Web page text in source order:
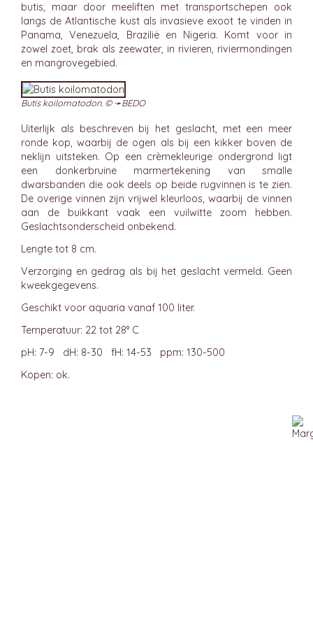
butis, maar door meeliften met transportschepen ook
langs de Atlantische kust als invasieve exoot te vinden in
Panama, Venezuela, Brazilië en Nigeria. Komt voor in
zowel zoet, brak als zeewater, in rivieren, riviermondingen
en mangrovegebied.
Butis koilomatodon. © ➛BEDO
Uiterlijk als beschreven bij het geslacht, met een meer
ronde kop, waarbij de ogen als bij een kikker boven de
neklijn uitsteken. Op een crèmekleurige ondergrond ligt
een donkerbruine marmertekening van smalle
dwarsbanden die ook deels op beide rugvinnen is te zien.
De overige vinnen zijn vrijwel kleurloos, waarbij de vinnen
aan de buikkant vaak een vuilwitte zoom hebben.
Geslachtsonderscheid onbekend.
Lengte tot 8 cm.
Verzorging en gedrag als bij het geslacht vermeld. Geen
kweekgegevens.
Geschikt voor aquaria vanaf 100 liter.
Temperatuur: 22 tot 28° C
pH: 7-9 dH: 8-30 fH: 14-53 ppm: 130-500
Kopen: ok.